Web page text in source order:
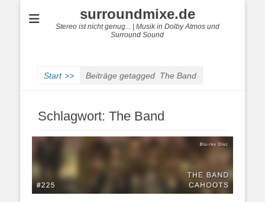
surroundmixe.de
Stereo ist nicht genug... | Musik in Dolby Atmos und
Surround Sound
Start >> Beiträge getagged The Band
Schlagwort: The Band